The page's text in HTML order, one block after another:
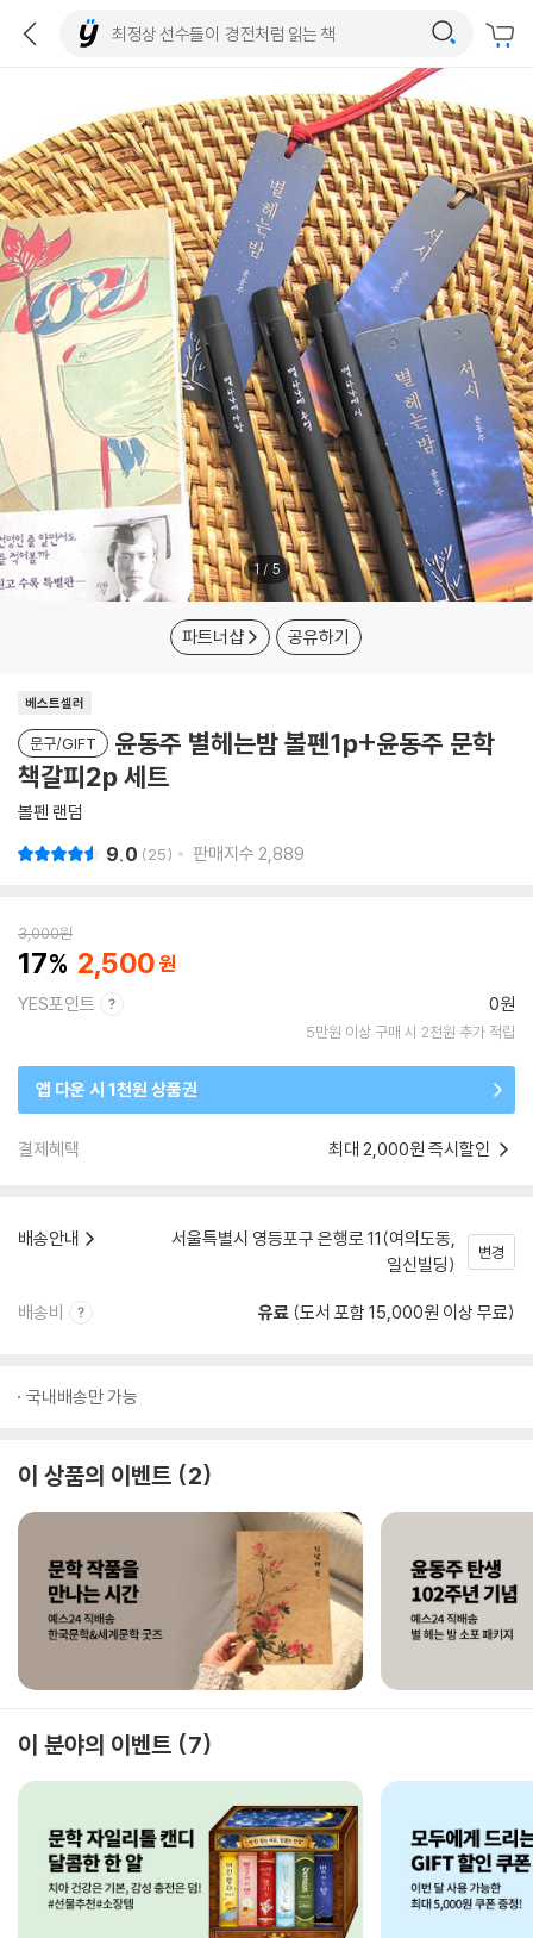
1 / 5
파트너샵 공유하기
베스트셀러
문구/GIFT
윤동주 별헤는밤 볼펜1p+윤동주 문학
책갈피2p 세트
볼펜 랜덤
9.0 25 판매지수 2,889
3,000원
17 2,500
YES포인트 0원
5만원 이상 구매 시 2천원 추가 적립
앱 다운 시 1천원 상품권
결제혜택 최대 2,000원 즉시할인
배송안내
서울특별시 영등포구 은행로 11(여의도동,
일신빌딩)
변경
배송비 유료 (도서 포함 15,000원 이상 무료)
국내배송만 가능
이 상품의 이벤트 2
이 분야의 이벤트 7